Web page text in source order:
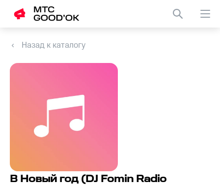
Назад к каталогу
В Новый год (DJ Fomin Radio